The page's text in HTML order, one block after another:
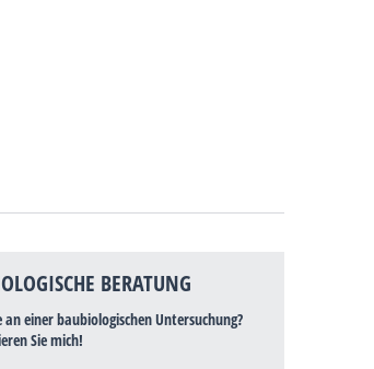
BERATUNG
an einer baubiologischen Untersuchung?
Sie mich!